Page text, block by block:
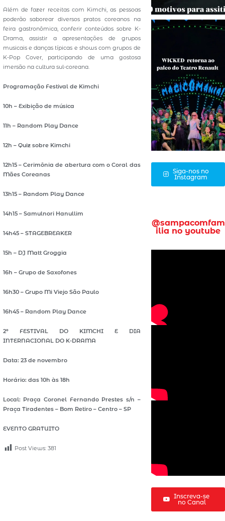
Além de fazer receitas com Kimchi, as pessoas
poderão saborear diversos pratos coreanos na
feira gastronômica, conferir conteúdos sobre K-
Drama, assistir a apresentações de grupos
musicais e danças típicas e shows com grupos de
K-Pop Cover, participando de uma gostosa
imersão na cultura sul-coreana.
Programação Festival de Kimchi
10h – Exibição de música
11h – Random Play Dance
12h – Quiz sobre Kimchi
12h15 – Cerimônia de abertura com o Coral das
Mães Coreanas
13h15 – Random Play Dance
14h15 – Samulnori Hanullim
14h45 – STAGEBREAKER
15h – DJ Matt Groggia
16h – Grupo de Saxofones
16h30 – Grupo Mi Viejo São Paulo
16h45 – Random Play Dance
2º FESTIVAL DO KIMCHI E DIA
INTERNACIONAL DO K-DRAMA
Data: 23 de novembro
Horário: das 10h às 18h
Local: Praça Coronel Fernando Prestes s/n –
Praça Tiradentes – Bom Retiro – Centro – SP
EVENTO GRATUITO
Post Views: 381
Siga-nos no
Instagram
@sampacomfam
ilia no youtube
Inscreva-se
no Canal